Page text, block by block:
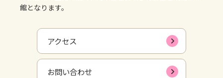
館となります。
アクセス
お問い合わせ